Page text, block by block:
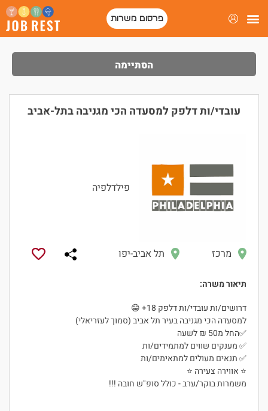
פרסום משרות
הסתיימה
עובדי/ות דלפק למסעדה הכי מגניבה בתל-אביב
פילדלפיה
מרכז תל אביב-יפו
תיאור משרה:
דרושים/ות עובדי/ות דלפק 18+ 😁
למסעדה הכי מגניבה בעיר תל אביב (סמוך לעזריאלי)
✅החל מ50 ₪ לשעה
✅ מענקים שווים למתמידים/ות
✅ תנאים מעולים למתאימים/ות
⭐ אווירה צעירה ⭐
משמרות בוקר/ערב - כולל סופ"ש חובה !!!